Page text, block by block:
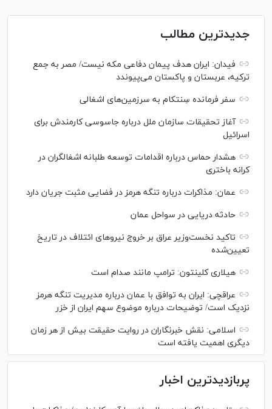
جدیدترین مطالب
فیدان: ایران هدف پیمان دفاعی مکه نیست/ مصر به جمع
ترکیه، عربستان و پاکستان می‌پیوندد
سفر فرمانده سِنتکام به سرزمین‌های اشغالی
آغاز تحقیقات سازمان ملل درباره جاسوسی کارمندش برای
اسرائیل
هشدار حماس درباره اقدامات توسعه طلبانه اشغالگران در
کرانه باختری
عمان: مذاکرات درباره تنگه هرمز در فضایی مثبت جریان دارد
حادثه دریایی در سواحل عمان
تاکید نخست‌وزیر عراق بر خروج نیروهای ائتلاف در تاریخ
تعیین‌شده
هیلاری کلینتون: ترامپ مانند صدام است
عراقچی: ایران به توافق با عمان درباره مدیریت تنگه هرمز
نزدیک است/ توضیحات درباره موضوع سهم ایران از خزر
اسلامی: نقش خبرنگاران در روایت حقیقت بیش از هر زمان
دیگری اهمیت یافته است
پربازدیدترین اخبار